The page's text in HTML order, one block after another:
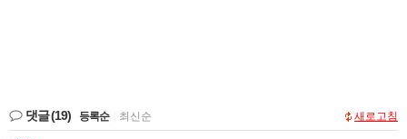
댓글(19) 등록순 최신순 새로고침